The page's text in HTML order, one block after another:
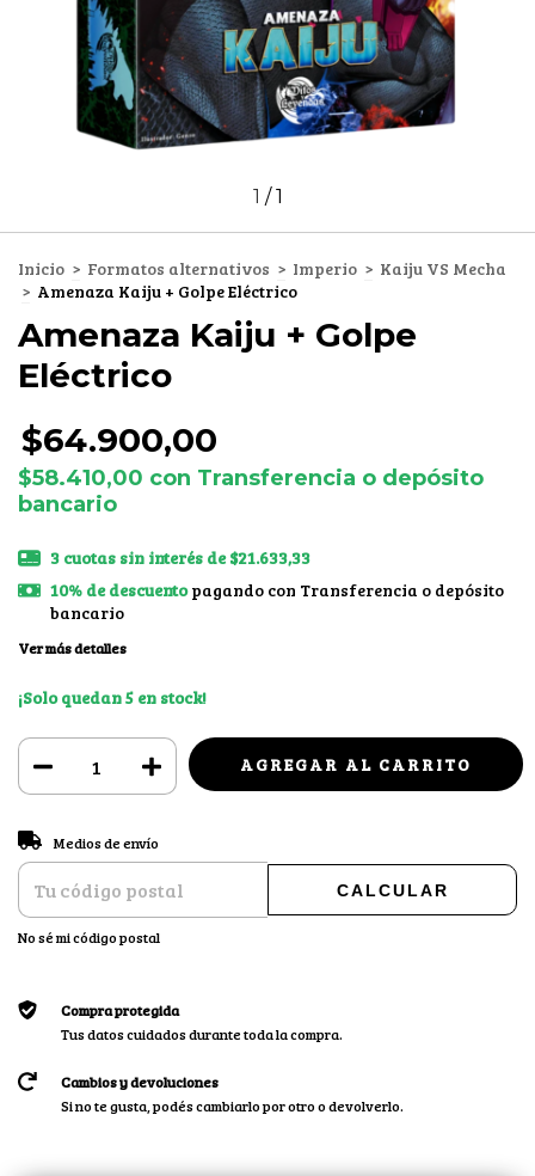
1 /1
Inicio > Formatos alternativos > Imperio > Kaiju VS Mecha
> Amenaza Kaiju + Golpe Eléctrico
Amenaza Kaiju + Golpe
Eléctrico
$64.900,00
$58.410,00 con Transferencia o depósito
bancario
3 cuotas sin interés de$21.633,33
10% de descuentopagando con Transferencia o depósito
bancario
Ver más detalles
¡Solo quedan5 en stock!
Entregas para el CP:
Medios de envío
CALCULAR
No sé mi código postal
Compra protegida
Tus datos cuidados durante toda la compra.
Cambios y devoluciones
Si no te gusta, podés cambiarlo por otro o devolverlo.